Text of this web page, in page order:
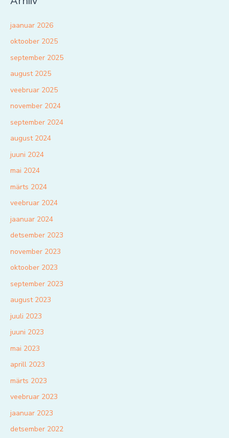
jaanuar 2026
oktoober 2025
september 2025
august 2025
veebruar 2025
november 2024
september 2024
august 2024
juuni 2024
mai 2024
märts 2024
veebruar 2024
jaanuar 2024
detsember 2023
november 2023
oktoober 2023
september 2023
august 2023
juuli 2023
juuni 2023
mai 2023
aprill 2023
märts 2023
veebruar 2023
jaanuar 2023
detsember 2022